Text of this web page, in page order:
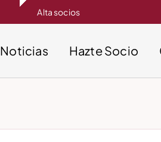
Alta socios
Noticias Hazte Socio